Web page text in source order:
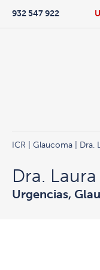
932 547 922
ICR Glaucoma | Dra.
Dra.
Urgencias,